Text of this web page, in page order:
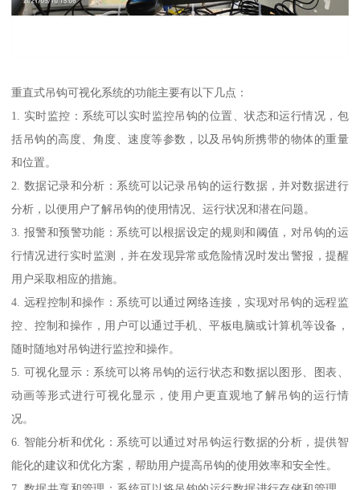
重直式吊钩可视化系统的功能主要有以下几点：
1. 实时监控：系统可以实时监控吊钩的位置、状态和运行情况，包
括吊钩的高度、角度、速度等参数，以及吊钩所携带的物体的重量
和位置。
2. 数据记录和分析：系统可以记录吊钩的运行数据，并对数据进行
分析，以便用户了解吊钩的使用情况、运行状况和潜在问题。
3. 报警和预警功能：系统可以根据设定的规则和阈值，对吊钩的运
行情况进行实时监测，并在发现异常或危险情况时发出警报，提醒
用户采取相应的措施。
4. 远程控制和操作：系统可以通过网络连接，实现对吊钩的远程监
控、控制和操作，用户可以通过手机、平板电脑或计算机等设备，
随时随地对吊钩进行监控和操作。
5. 可视化显示：系统可以将吊钩的运行状态和数据以图形、图表、
动画等形式进行可视化显示，使用户更直观地了解吊钩的运行情
况。
6. 智能分析和优化：系统可以通过对吊钩运行数据的分析，提供智
能化的建议和优化方案，帮助用户提高吊钩的使用效率和安全性。